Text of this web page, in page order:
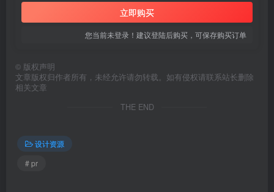
立即购买
您当前未登录！建议登陆后购买，可保存购买订单
© 版权声明
文章版权归作者所有，未经允许请勿转载。如有侵权请联系站长删除
相关文章
THE END
设计资源
# pr